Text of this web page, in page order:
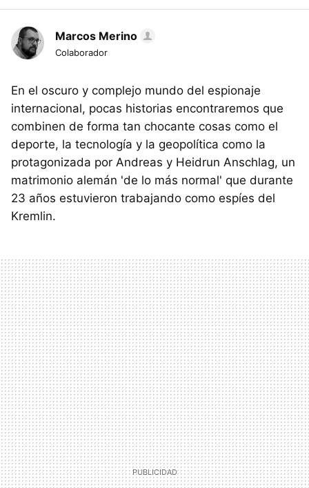
Marcos Merino
Colaborador
En el oscuro y complejo mundo del espionaje
internacional, pocas historias encontraremos que
combinen de forma tan chocante cosas como el
deporte, la tecnología y la geopolítica como la
protagonizada por Andreas y Heidrun Anschlag, un
matrimonio alemán 'de lo más normal' que durante
23 años estuvieron trabajando como espíes del
Kremlin.